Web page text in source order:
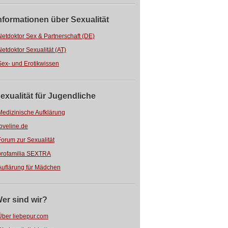
über Sexualität
Sex & Partnerschaft (DE)
Sexualität (AT)
und Erotikwissen
für Jugendliche
Aufklärung
zur Sexualität
SEXTRA
für Mädchen
sind wir?
liebepur.com